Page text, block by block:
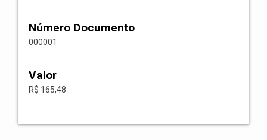
Número Documento
000001
Valor
R$ 165,48